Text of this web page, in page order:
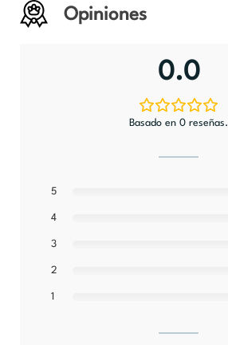
Opiniones
0.0
Basado en 0 reseñas.
5
4
3
2
1